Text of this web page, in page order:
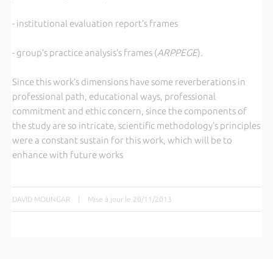
- institutional evaluation report’s frames
- group’s practice analysis’s frames (ARPPEGE).
Since this work’s dimensions have some reverberations in
professional path, educational ways, professional
commitment and ethic concern, since the components of
the study are so intricate, scientific methodology’s principles
were a constant sustain for this work, which will be to
enhance with future works
DAVID MOUNGAR | Mise à jour le 20/11/2013